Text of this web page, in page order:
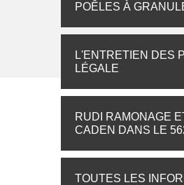
POÊLES À
L'ENTRETIEN DES
LÉGALE
RUDI RAMONAGE
CADEN DANS LE
TOUTES LES